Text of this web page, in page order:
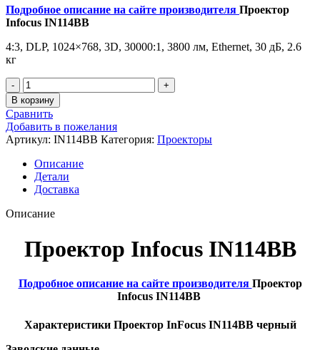
Подробное описание на сайте производителя Проектор
Infocus IN114BB
4:3, DLP, 1024×768, 3D, 30000:1, 3800 лм, Ethernet, 30 дБ, 2.6
кг
Количество
товара
Проектор
Infocus
IN114BB
В корзину
Сравнить
Добавить в пожелания
Артикул: IN114BB Категория: Проекторы
Описание
Детали
Доставка
Описание
Проектор Infocus IN114BB
Подробное описание на сайте производителя Проектор
Infocus IN114BB
Характеристики Проектор InFocus IN114BB черный